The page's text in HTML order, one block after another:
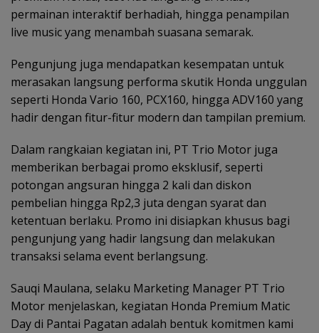
permainan interaktif berhadiah, hingga penampilan
live music yang menambah suasana semarak.
Pengunjung juga mendapatkan kesempatan untuk
merasakan langsung performa skutik Honda unggulan
seperti Honda Vario 160, PCX160, hingga ADV160 yang
hadir dengan fitur-fitur modern dan tampilan premium.
Dalam rangkaian kegiatan ini, PT Trio Motor juga
memberikan berbagai promo eksklusif, seperti
potongan angsuran hingga 2 kali dan diskon
pembelian hingga Rp2,3 juta dengan syarat dan
ketentuan berlaku. Promo ini disiapkan khusus bagi
pengunjung yang hadir langsung dan melakukan
transaksi selama event berlangsung.
Sauqi Maulana, selaku Marketing Manager PT Trio
Motor menjelaskan, kegiatan Honda Premium Matic
Day di Pantai Pagatan adalah bentuk komitmen kami